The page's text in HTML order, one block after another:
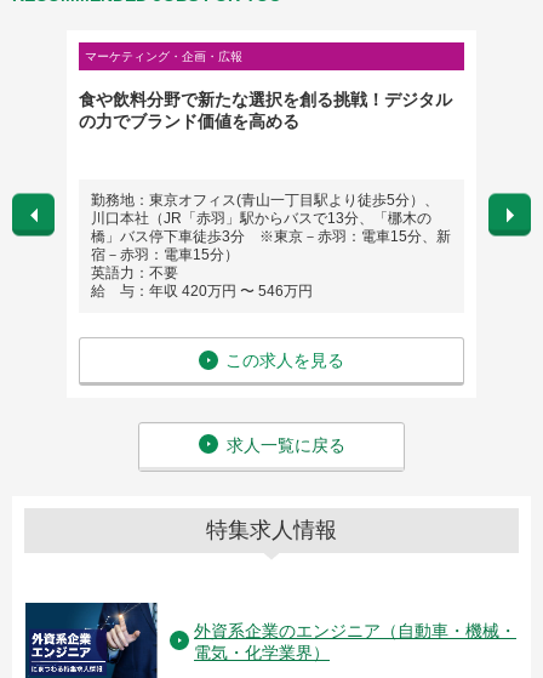
マーケティング・企画・広報
食や飲料分野で新たな選択を創る挑戦！デジタル
の力でブランド価値を高める
勤務地：東京オフィス(青山一丁目駅より徒歩5分）、
川口本社（JR「赤羽」駅からバスで13分、「梛木の
橋」バス停下車徒歩3分 ※東京－赤羽：電車15分、新
宿－赤羽：電車15分）
英語力：不要
給 与：年収 420万円 〜 546万円
この求人を見る
勤務
英語
給 与
求人一覧に戻る
特集求人情報
外資系企業のエンジニア（自動車・機械・
電気・化学業界）